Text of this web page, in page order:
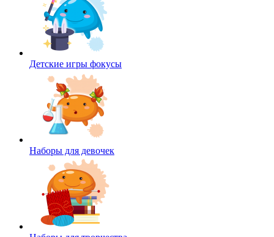
Детские игры фокусы
Наборы для девочек